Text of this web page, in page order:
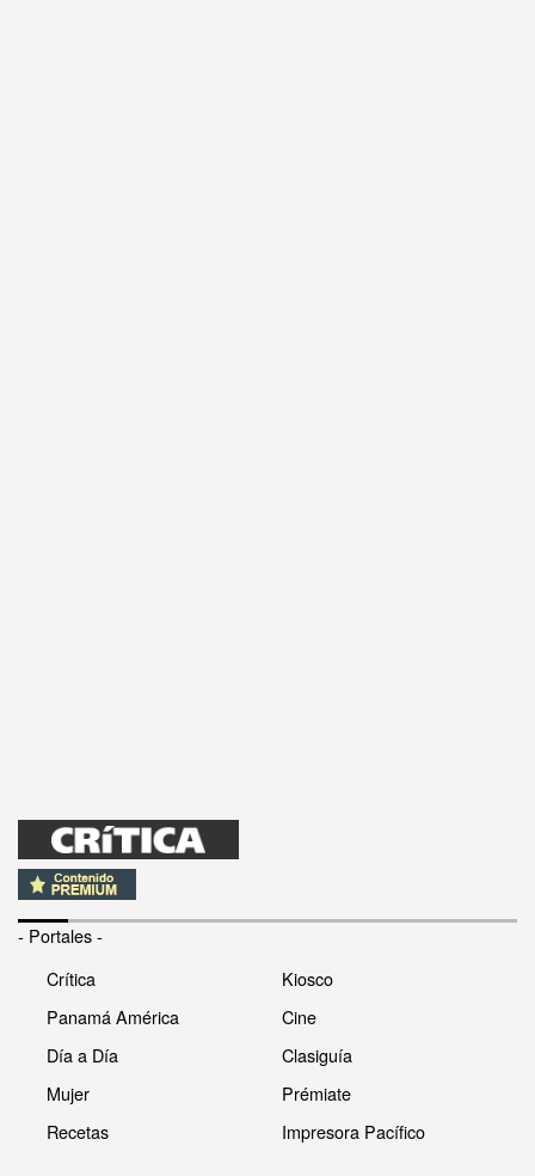
- Portales -
Crítica
Panamá América
Día a Día
Mujer
Recetas
Kiosco
Cine
Clasiguía
Prémiate
Impresora Pacífico